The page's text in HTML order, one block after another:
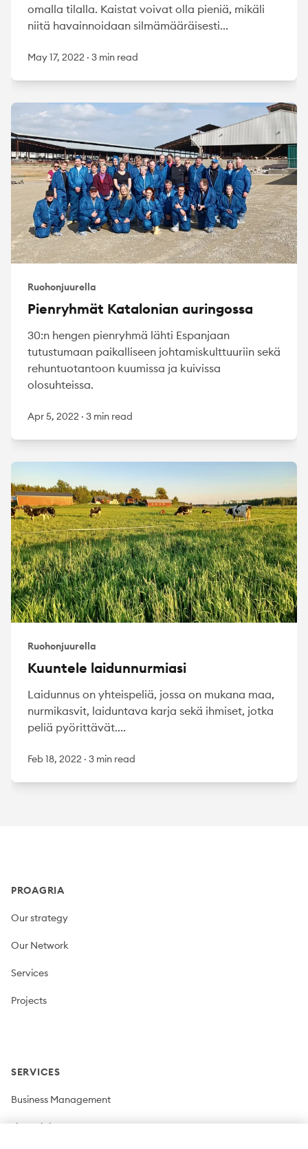
omalla tilalla. Kaistat voivat olla pieniä, mikäli
niitä havainnoidaan silmämääräisesti...
May 17, 2022 · 3 min read
Ruohonjuurella
Pienryhmät Katalonian auringossa
30:n hengen pienryhmä lähti Espanjaan
tutustumaan paikalliseen johtamiskulttuuriin sekä
rehuntuotantoon kuumissa ja kuivissa
olosuhteissa.
Apr 5, 2022 · 3 min read
Ruohonjuurella
Kuuntele laidunnurmiasi
Laidunnus on yhteispeliä, jossa on mukana maa,
nurmikasvit, laiduntava karja sekä ihmiset, jotka
peliä pyörittävät....
Feb 18, 2022 · 3 min read
PROAGRIA
Our strategy
Our Network
Services
Projects
SERVICES
Business Management
Financial Management